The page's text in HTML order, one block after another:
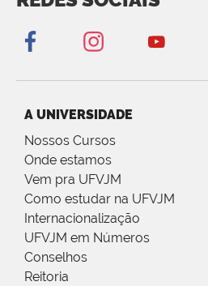
A UNIVERSIDADE
Nossos Cursos
Onde estamos
Vem pra UFVJM
Como estudar na UFVJM
Internacionalização
UFVJM em Números
Conselhos
Reitoria